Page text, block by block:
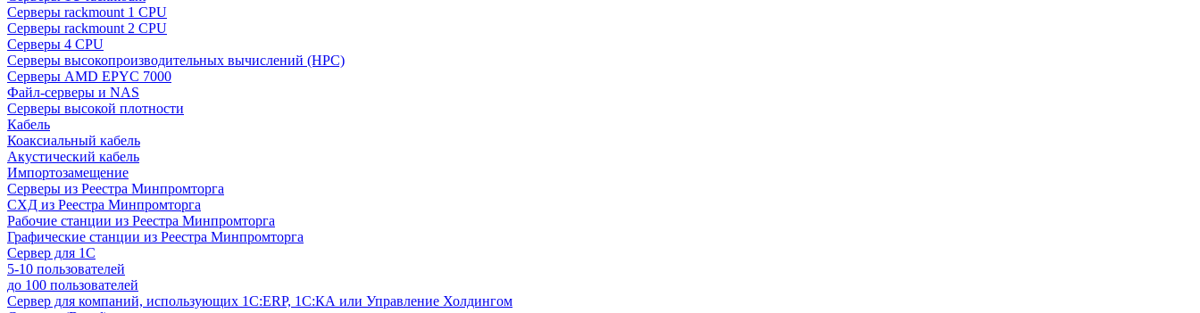
Серверы rackmount 1 CPU
Серверы rackmount 2 CPU
Серверы 4 CPU
Серверы высокопроизводительных вычислений (HPC)
Серверы AMD EPYC 7000
Файл-серверы и NAS
Серверы высокой плотности
Кабель
Коаксиальный кабель
Акустический кабель
Импортозамещение
Серверы из Реестра Минпромторга
СХД из Реестра Минпромторга
Рабочие станции из Реестра Минпромторга
Графические станции из Реестра Минпромторга
Сервер для 1С
5-10 пользователей
до 100 пользователей
Сервер для компаний, использующих 1C:ERP, 1С:КА или Управление Холдингом